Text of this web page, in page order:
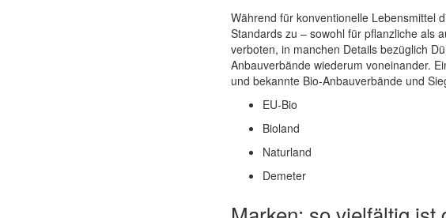
Während für konventionelle Lebensmittel
Standards zu – sowohl für pflanzliche als
verboten, in manchen Details bezüglich
Anbauverbände wiederum voneinander.
und bekannte Bio-Anbauverbände und
EU-Bio
Bioland
Naturland
Demeter